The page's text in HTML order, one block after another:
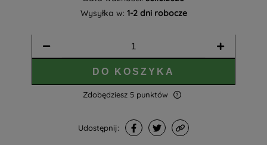
Wysyłka w: 1-2 dni robocze
DO KOSZYKA
Zdobędziesz 5 punktów
Udostępnij: